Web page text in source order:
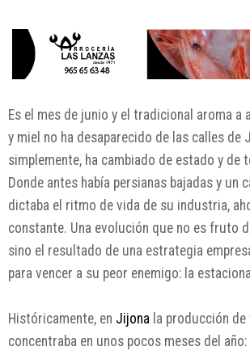
Es el mes de junio y el tradicional aroma a
y miel no ha desaparecido de las calles de
simplemente, ha cambiado de estado y de
Donde antes había persianas bajadas y un
dictaba el ritmo de vida de su industria,
constante. Una evolución que no es fruto
sino el resultado de una estrategia
para vencer a su peor enemigo: la
Históricamente, en Jijona la producción
concentraba en unos pocos meses del